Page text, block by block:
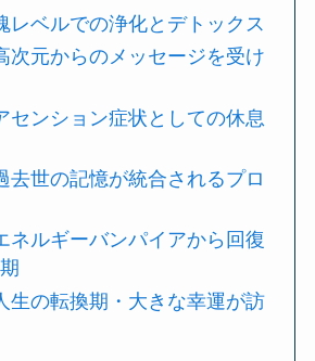
レベルでの浄化とデトックス
次元からのメッセージを受け
センション症状としての休息
去世の記憶が統合されるプロ
ネルギーバンパイアから回復
生の転換期・大きな幸運が訪